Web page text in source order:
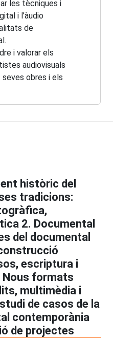
les tècniques i
i l’àudio
de
i valorar els
audiovisuals
seves obres i els
històric del
tradicions:
2. Documental
del documental
escriptura i
Nous formats
multimèdia i
de casos de la
contemporània
de projectes